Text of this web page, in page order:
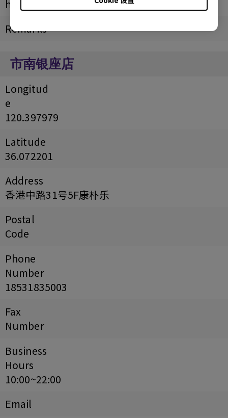
https://bigbuy..com
Remarks
市南银座店
Longitud
e
120.397979
Latitude
36.072201
Address
香港中路31号5F康朴乐
Postal
Code
Phone
Number
18531835003
Fax
Number
Business
Hours
10:00~22:00
Email